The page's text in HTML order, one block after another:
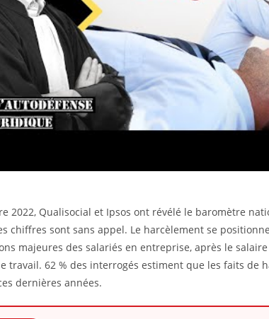
2022, Qualisocial et Ipsos ont révélé le baromètre
chiffres sont sans appel. Le harcèlement se
majeures des salariés en entreprise, après le
travail. 62 % des interrogés estiment que les faits de
dernières années.